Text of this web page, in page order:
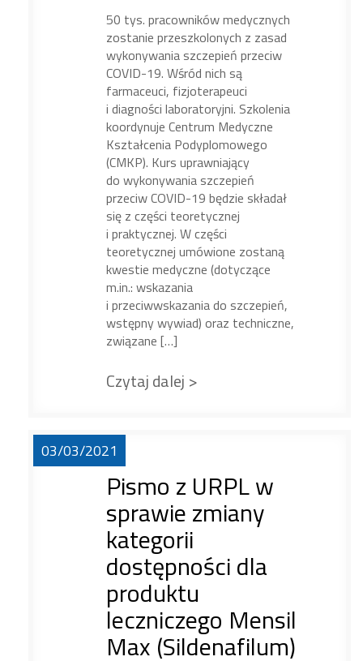
50 tys. pracowników medycznych
zostanie przeszkolonych z zasad
wykonywania szczepień przeciw
COVID-19. Wśród nich są
farmaceuci, fizjoterapeuci
i diagności laboratoryjni. Szkolenia
koordynuje Centrum Medyczne
Kształcenia Podyplomowego
(CMKP). Kurs uprawniający
do wykonywania szczepień
przeciw COVID-19 będzie składał
się z części teoretycznej
i praktycznej. W części
teoretycznej umówione zostaną
kwestie medyczne (dotyczące
m.in.: wskazania
i przeciwwskazania do szczepień,
wstępny wywiad) oraz techniczne,
związane […]
Czytaj dalej >
03/03/2021
Pismo z URPL w
sprawie zmiany
kategorii
dostępności dla
produktu
leczniczego Mensil
Max (Sildenafilum)